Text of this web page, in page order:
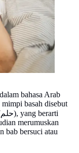
bahasa Arab
basah disebut
merumuskan
bab bersuci atau